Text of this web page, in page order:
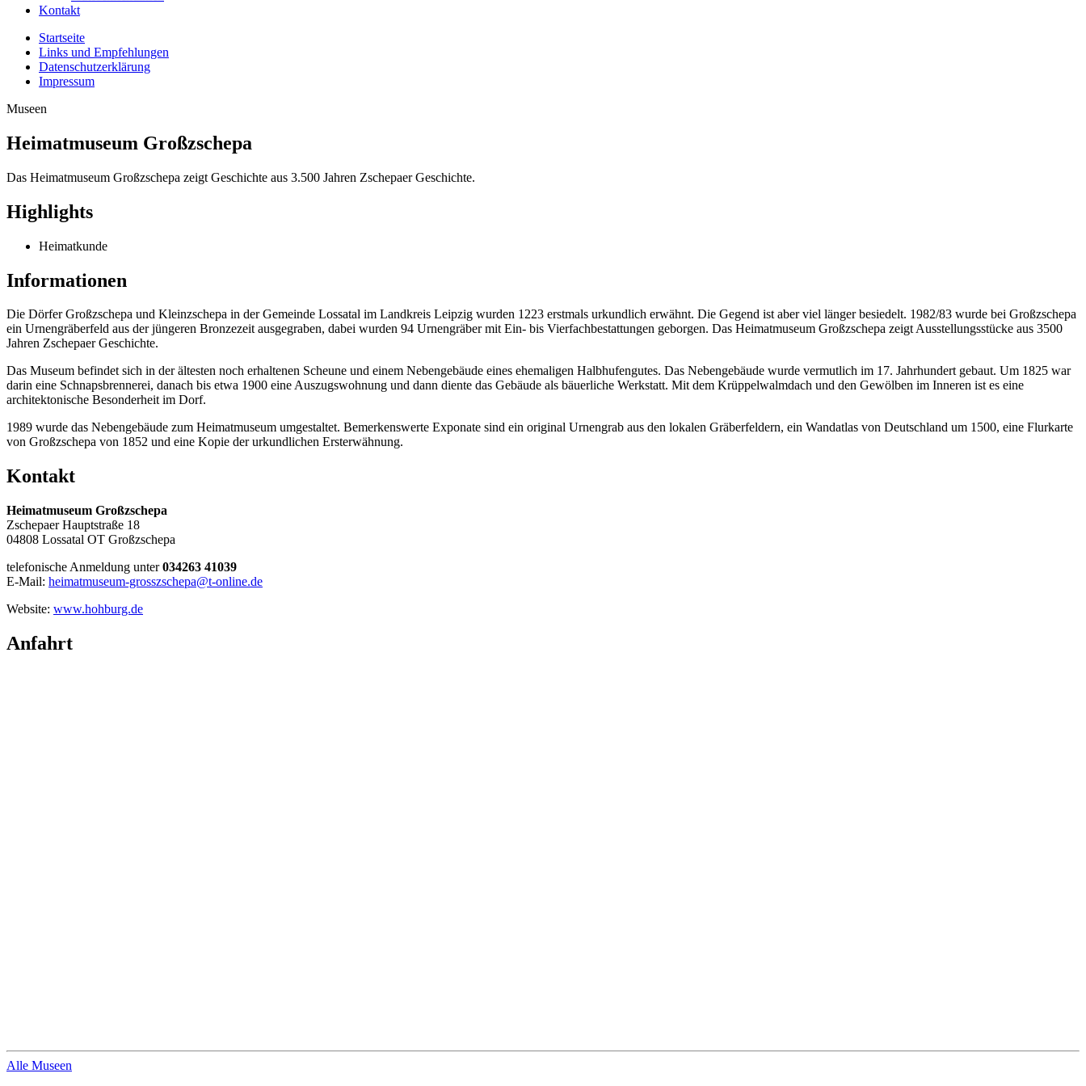
Kontakt
Startseite
Links und Empfehlungen
Datenschutzerklärung
Impressum
Museen
Heimatmuseum Großzschepa
Das Heimatmuseum Großzschepa zeigt Geschichte aus 3.500 Jahren Zschepaer Geschichte.
Highlights
Heimatkunde
Informationen
Die Dörfer Großzschepa und Kleinzschepa in der Gemeinde Lossatal im Landkreis Leipzig wurden 1223 erstmals urkundlich erwähnt. Die Gegend ist aber viel länger besiedelt. 1982/83 wurde bei Großzschepa
ein Urnengräberfeld aus der jüngeren Bronzezeit ausgegraben, dabei wurden 94 Urnengräber mit Ein- bis Vierfachbestattungen geborgen. Das Heimatmuseum Großzschepa zeigt Ausstellungsstücke aus 3500
Jahren Zschepaer Geschichte.
Das Museum befindet sich in der ältesten noch erhaltenen Scheune und einem Nebengebäude eines ehemaligen Halbhufengutes. Das Nebengebäude wurde vermutlich im 17. Jahrhundert gebaut. Um 1825 war
darin eine Schnapsbrennerei, danach bis etwa 1900 eine Auszugswohnung und dann diente das Gebäude als bäuerliche Werkstatt. Mit dem Krüppelwalmdach und den Gewölben im Inneren ist es eine
architektonische Besonderheit im Dorf.
1989 wurde das Nebengebäude zum Heimatmuseum umgestaltet. Bemerkenswerte Exponate sind ein original Urnengrab aus den lokalen Gräberfeldern, ein Wandatlas von Deutschland um 1500, eine Flurkarte
von Großzschepa von 1852 und eine Kopie der urkundlichen Ersterwähnung.
Kontakt
Heimatmuseum Großzschepa
Zschepaer Hauptstraße 18
04808 Lossatal OT Großzschepa
telefonische Anmeldung unter034263 41039
E-Mail: heimatmuseum-grosszschepa@t-online.de
Website: www.hohburg.de
Anfahrt
Alle Museen